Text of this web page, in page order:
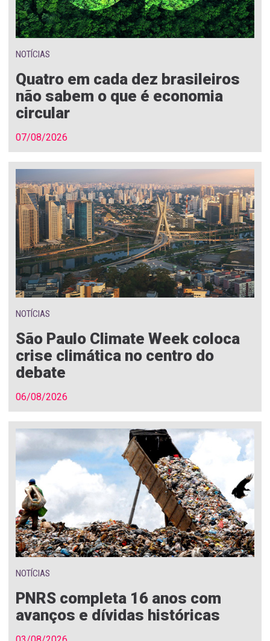
NOTÍCIAS
Quatro em cada dez brasileiros
não sabem o que é economia
circular
07/08/2026
NOTÍCIAS
São Paulo Climate Week coloca
crise climática no centro do
debate
06/08/2026
NOTÍCIAS
PNRS completa 16 anos com
avanços e dívidas históricas